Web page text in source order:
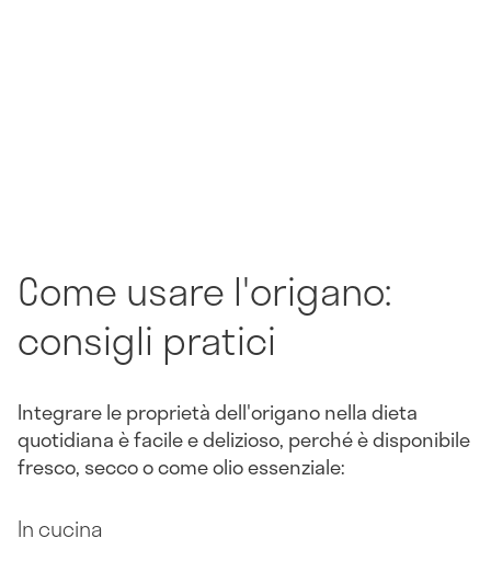
Come usare l'origano:
consigli pratici
Integrare le proprietà dell'origano nella dieta
quotidiana è facile e delizioso, perché è disponibile
fresco, secco o come olio essenziale:
In cucina